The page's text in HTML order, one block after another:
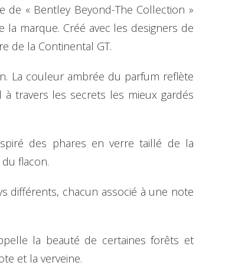
de « Bentley Beyond-The Collection »
marque. Créé avec les designers de
de la Continental GT.
La couleur ambrée du parfum reflète
à travers les secrets les mieux gardés
des phares en verre taillé de la
flacon.
différents, chacun associé à une note
la beauté de certaines forêts et
et la verveine.